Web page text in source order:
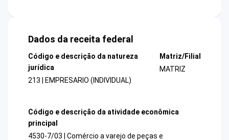
Dados da receita federal
Código e descrição da natureza
jurídica
213 | EMPRESARIO (INDIVIDUAL)
Matriz/Filial
MATRIZ
Código e descrição da atividade econômica
principal
4530-7/03 | Comércio a varejo de peças e